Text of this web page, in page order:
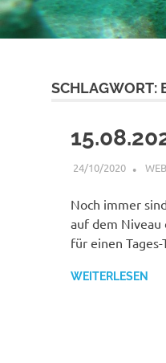
SCHLAGWORT:
24/10/2020
Noch immer
auf dem
für einen
WEITERLESEN